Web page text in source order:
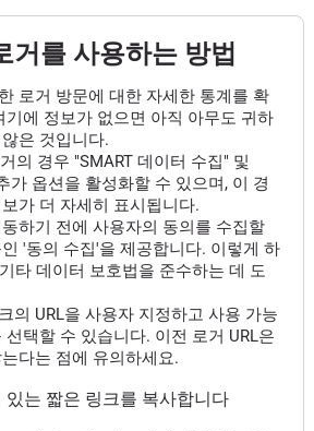
거를 사용하는 방법
로거 방문에 대한 자세한 통계를 확
기에 정보가 없으면 아직 아무도 귀하
은 것입니다.
의 경우 "SMART 데이터 수집" 및
가 옵션을 활성화할 수 있으며, 이 경
가 더 자세히 표시됩니다.
하기 전에 사용자의 동의를 수집할
'동의 수집'을 제공합니다. 이렇게 하
타 데이터 보호법을 준수하는 데 도
의 URL을 사용자 지정하고 사용 가능
택할 수 있습니다. 이전 로거 URL은
다는 점에 유의하세요.
있는 짧은 링크를 복사합니다